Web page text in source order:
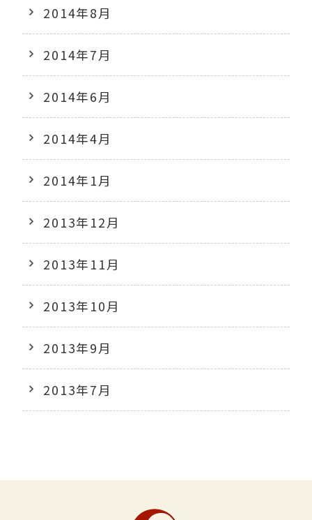
2014年8月
2014年7月
2014年6月
2014年4月
2014年1月
2013年12月
2013年11月
2013年10月
2013年9月
2013年7月